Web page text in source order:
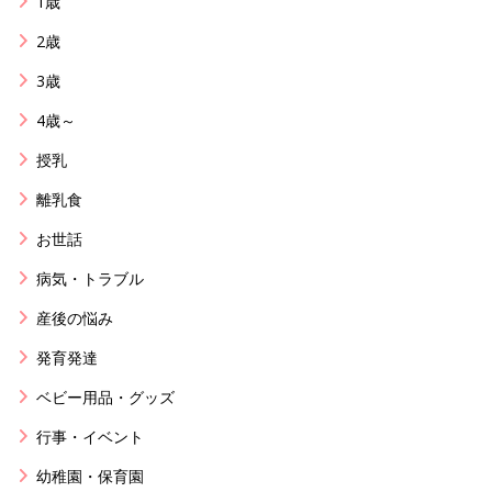
2歳
3歳
4歳～
授乳
離乳食
お世話
病気・トラブル
産後の悩み
発育発達
ベビー用品・グッズ
行事・イベント
幼稚園・保育園